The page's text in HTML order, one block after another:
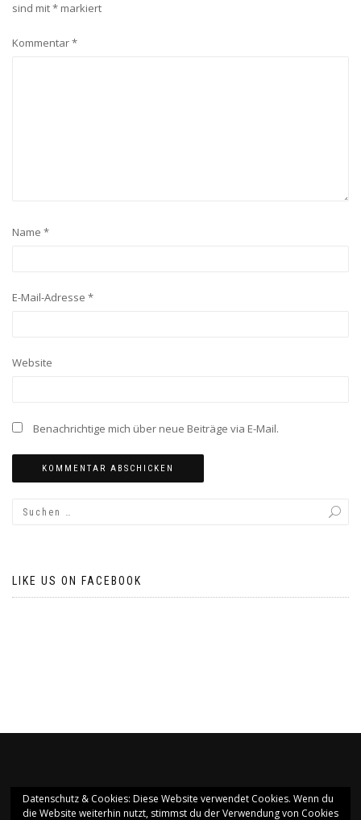
sind mit* markiert
Kommentar*
Name *
E-Mail-Adresse *
Website
Benachrichtige mich über neue Beiträge via E-Mail.
LIKE US ON FACEBOOK
Datenschutz & Cookies: Diese Website verwendet Cookies. Wenn du
die Website weiterhin nutzt, stimmst du der Verwendung von Cookies